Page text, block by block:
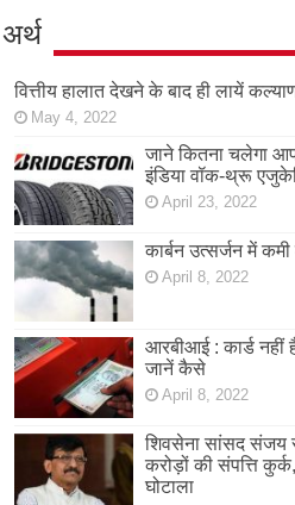
अर्थ
वित्तीय हालात देखने के बाद ही लायें
May 4, 2022
जाने कितना चलेगा
इंडिया वॉक-थ्रू
April 23, 2022
कार्बन उत्सर्जन में
April 8, 2022
आरबीआई : कार्ड नहीं
जानें कैसे
April 8, 2022
शिवसेना सांसद संजय
करोड़ों की संपत्ति
घोटाला